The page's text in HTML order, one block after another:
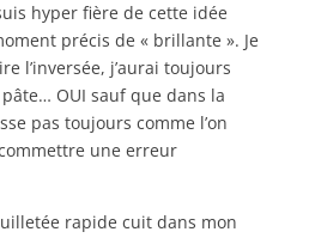
hyper fière de cette idée
précis de « brillante ». Je
l’inversée, j’aurai toujours
OUI sauf que dans la
pas toujours comme l’on
une erreur
rapide cuit dans mon